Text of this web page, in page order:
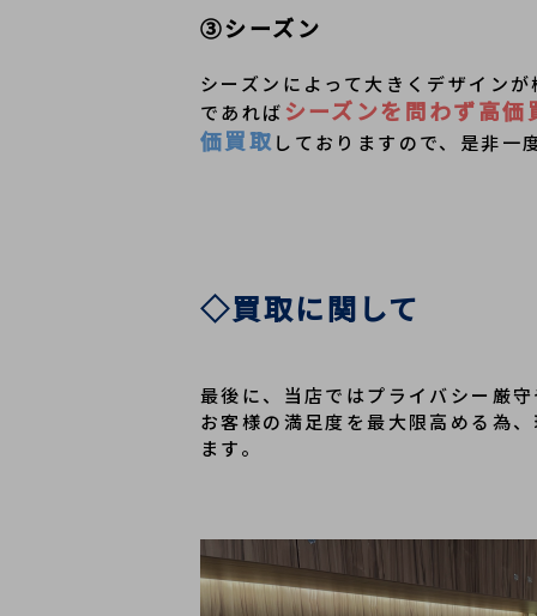
③シーズン
シーズンによって大きくデザイン
であれば シーズンを問わず高
価買取 しておりますので、是非一
◇買取に関して
最後に、当店ではプライバシー厳
お客様の満足度を最大限高める為
ます。